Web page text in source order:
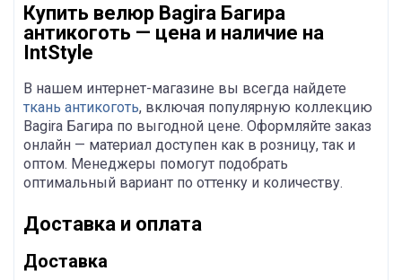
Купить велюр Bagira Багира
антикоготь — цена и наличие на
IntStyle
В нашем интернет-магазине вы всегда найдете
ткань антикоготь, включая популярную коллекцию
Bagira Багира по выгодной цене. Оформляйте заказ
онлайн — материал доступен как в розницу, так и
оптом. Менеджеры помогут подобрать
оптимальный вариант по оттенку и количеству.
Доставка и оплата
Доставка